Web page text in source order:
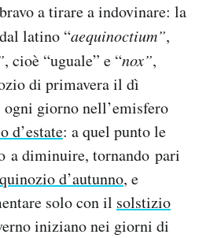
a tirare a indovinare: la
latino “aequinoctium”,
, cioè “uguale” e “nox”,
di primavera il dì
giorno nell’emisfero
d’estate: a quel punto le
a diminuire, tornando pari
d’autunno, e
solo con il solstizio
iniziano nei giorni di